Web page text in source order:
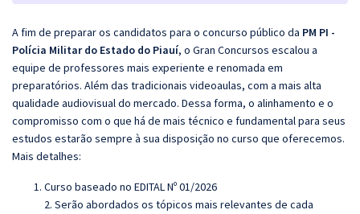
A fim de preparar os candidatos para o concurso público da PM PI -
Polícia Militar do Estado do Piauí, o Gran Concursos escalou a
equipe de professores mais experiente e renomada em
preparatórios. Além das tradicionais videoaulas, com a mais alta
qualidade audiovisual do mercado. Dessa forma, o alinhamento e o
compromisso com o que há de mais técnico e fundamental para seus
estudos estarão sempre à sua disposição no curso que oferecemos.
Mais detalhes:
Curso baseado no EDITAL Nº 01/2026
2. Serão abordados os tópicos mais relevantes de cada